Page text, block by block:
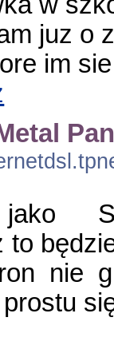
juz o
im
to
nie